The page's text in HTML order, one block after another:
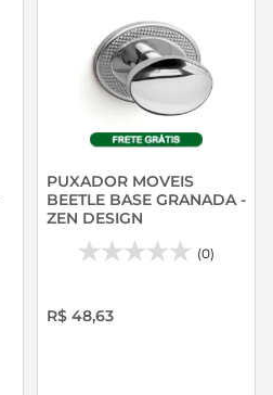
PUXADOR MOVEIS
BEETLE BASE GRANADA -
ZEN DESIGN
(0)
R$ 48,63